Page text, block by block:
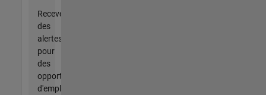
Recevez
des
alertes
pour
des
opportunités
d'emploi